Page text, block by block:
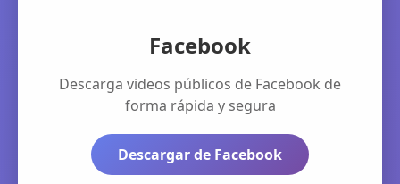
Facebook
Descarga videos públicos de Facebook de
forma rápida y segura
Descargar de Facebook